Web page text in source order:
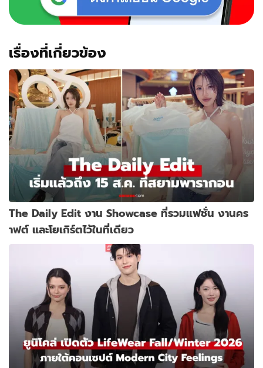
เรื่องที่เกี่ยวข้อง
The Daily Edit งาน Showcase ที่รวมแฟชั่น งานคร
าฟต์ และโยเกิร์ตไว้ในที่เดียว